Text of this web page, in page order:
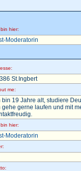
hier:
Moderatorin
St.Ingbert
me:
bin 19 Jahre alt, studiere
gehe gerne laufen und mit
hier:
Moderatorin